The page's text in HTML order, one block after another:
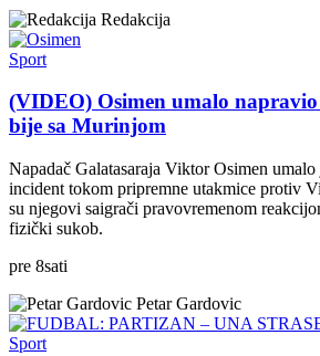
Redakcija
Sport
(VIDEO) Osimen umalo napravio
bije sa Murinjom
Napadač Galatasaraja Viktor Osimen
incident tokom pripremne utakmice protiv
su njegovi saigrači pravovremenom
fizički sukob.
pre 8sati
Petar Gardovic
Sport